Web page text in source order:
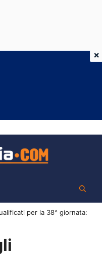
per la 38^ giornata:
×